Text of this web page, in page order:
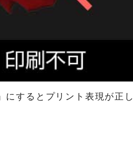
にするとプリント表現が正